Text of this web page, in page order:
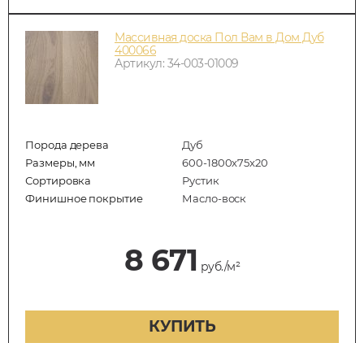
Массивная доска Пол Вам в Дом Дуб
400066
Артикул: 34-003-01009
Порода дерева
Дуб
Размеры, мм
600-1800x75x20
Сортировка
Рустик
Финишное покрытие
Масло-воск
8 671 руб./м²
КУПИТЬ